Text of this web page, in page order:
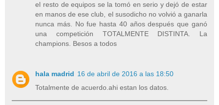
el resto de equipos se la tomó en serio y dejó de estar
en manos de ese club, el susodicho no volvió a ganarla
nunca más. No fue hasta 40 años después que ganó
una competición TOTALMENTE DISTINTA. La
champions. Besos a todos
hala madrid 16 de abril de 2016 a las 18:50
Totalmente de acuerdo.ahi estan los datos.